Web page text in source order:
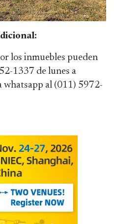
los inmuebles pueden
1337 de lunes a
whatsapp al (011) 5972-